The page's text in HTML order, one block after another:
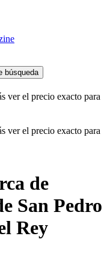
búsqueda
ver el precio exacto para
ver el precio exacto para
de
San Pedro
Rey